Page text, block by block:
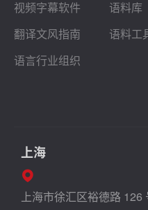
视频字幕软件
语料库
翻译文风指南
语料工
语言行业组织
上海
上海市徐汇区裕德路 126